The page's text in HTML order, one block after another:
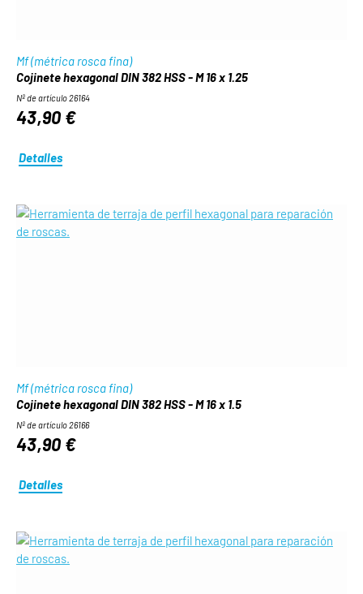
Mf (métrica rosca fina)
Cojinete hexagonal DIN 382 HSS - M 16 x 1.25
Nº de artículo 26164
43,90 €
Detalles
Mf (métrica rosca fina)
Cojinete hexagonal DIN 382 HSS - M 16 x 1.5
Nº de artículo 26166
43,90 €
Detalles